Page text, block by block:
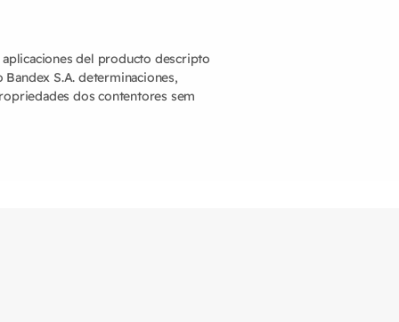
del producto descripto
S.A. determinaciones,
dos contentores sem